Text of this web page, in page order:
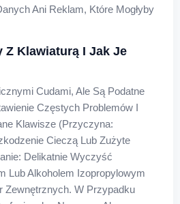
Ani Reklam, Które Mogłyby
Z Klawiaturą I Jak Je
Cudami, Ale Są Podatne
Częstych Problemów I
Klawisze (Przyczyna:
Cieczą Lub Zużyte
Delikatnie Wyczyść
Lub Alkoholem Izopropylowym
Zewnętrznych. W Przypadku